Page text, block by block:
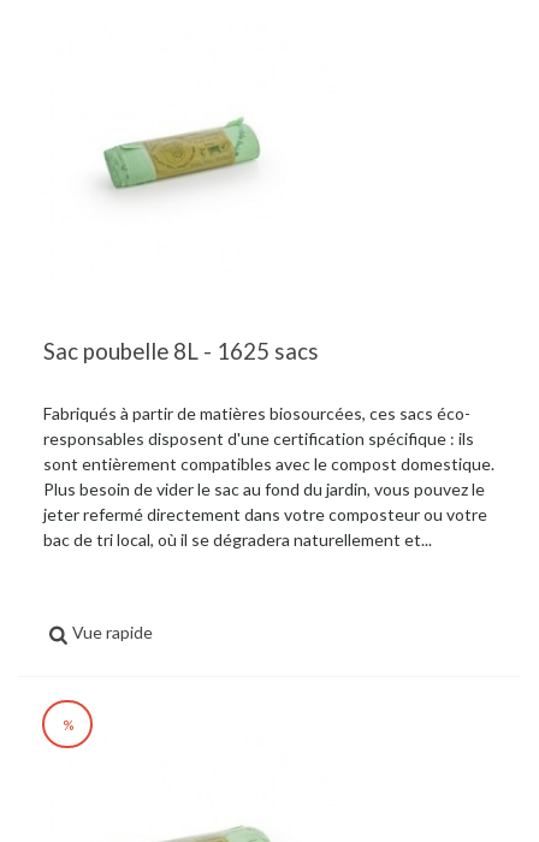
Sac poubelle 8L - 1625 sacs
Fabriqués à partir de matières biosourcées, ces sacs éco-
responsables disposent d'une certification spécifique : ils
sont entièrement compatibles avec le compost domestique.
Plus besoin de vider le sac au fond du jardin, vous pouvez le
jeter refermé directement dans votre composteur ou votre
bac de tri local, où il se dégradera naturellement et...
Vue rapide
%